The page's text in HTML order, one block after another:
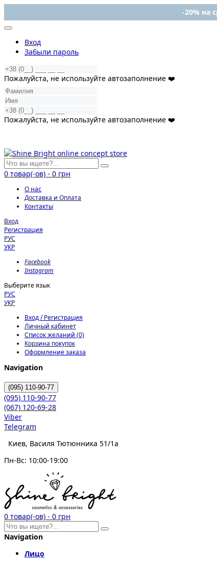
-20% на
Вход
Забыли пароль
Пожалуйста, не используйте автозаполнение ❤️
Пожалуйста, не используйте автозаполнение ❤️
0 товар(-ов) - 0 грн
О нас
Доставка и Оплата
Контакты
Вход
Регистрация
РУС
УКР
Facebook
Instagram
Выберите язык
РУС
УКР
Вход / Регистрация
Личный кабинет
Список желаний (0)
Корзина покупок
Оформление заказа
Navigation
(095) 110-90-77
(095) 110-90-77
(067) 120-69-28
Viber
Telegram
Киев, Василя Тютюнника 51/1а
Пн-Вс: 10:00-19:00
0 товар(-ов) - 0 грн
Navigation
Лицо